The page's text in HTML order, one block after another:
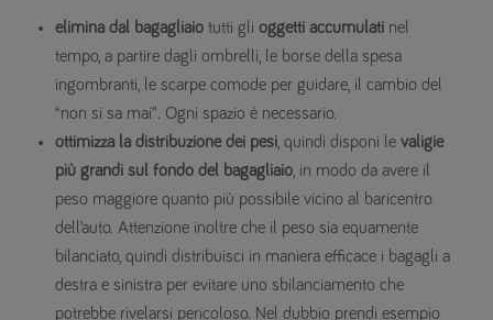
elimina dal bagagliaio tutti gli oggetti accumulati nel
tempo, a partire dagli ombrelli, le borse della spesa
ingombranti, le scarpe comode per guidare, il cambio del
“non si sa mai”. Ogni spazio è necessario.
ottimizza la distribuzione dei pesi , quindi disponi le valigie
più grandi sul fondo del bagagliaio , in modo da avere il
peso maggiore quanto più possibile vicino al baricentro
dell’auto. Attenzione inoltre che il peso sia equamente
bilanciato, quindi distribuisci in maniera efficace i bagagli a
destra e sinistra per evitare uno sbilanciamento che
potrebbe rivelarsi pericoloso. Nel dubbio prendi esempio